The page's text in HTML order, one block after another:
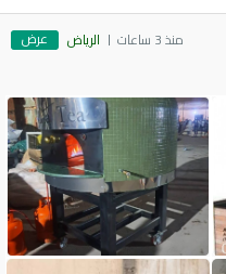
منذ 3 ساعات الرياض عرض